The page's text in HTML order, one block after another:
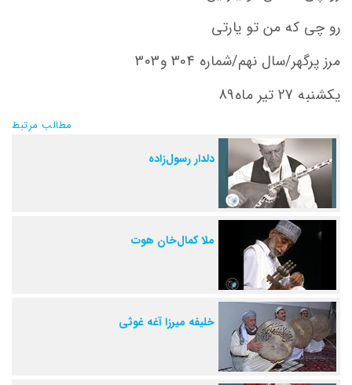
رو چی که من تو یارتی
مرز پرگهر/سال نهم/شماره 304 و303
یکشنبه 27 تیر ماه89
مطالب مرتبط
دلدار رسول‌زاده
ملا کمال‌خان هوت
خلیفه میرزا آغه غوثی